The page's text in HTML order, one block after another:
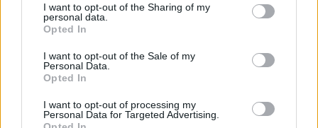
not limited to your visit or usage behaviour. You may click to
grant or deny consent to Google and its third-party tags to
use your data for below specified purposes in below Google
consent section.
I want to opt-out of the Sharing of my
personal data.
Opted In
I want to opt-out of the Sale of my
Personal Data.
Opted In
I want to opt-out of processing my
Personal Data for Targeted Advertising.